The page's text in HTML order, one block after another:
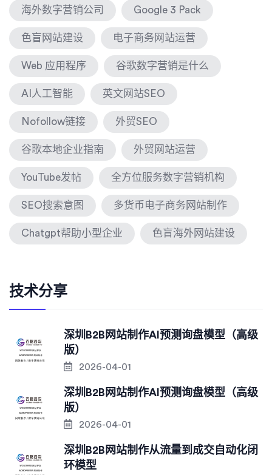
海外数字营销公司 Google 3 Pack
色盲网站建设 电子商务网站运营
Web 应用程序 谷歌数字营销是什么
AI人工智能 英文网站SEO
Nofollow链接 外贸SEO
谷歌本地企业指南 外贸网站运营
YouTube发帖 全方位服务数字营销机构
SEO搜索意图 多货币电子商务网站制作
Chatgpt帮助小型企业 色盲海外网站建设
技术分享
深圳B2B网站制作AI预测询盘模型（高级
版）
2026-04-01
深圳B2B网站制作AI预测询盘模型（高级
版）
2026-04-01
深圳B2B网站制作从流量到成交自动化闭
环模型